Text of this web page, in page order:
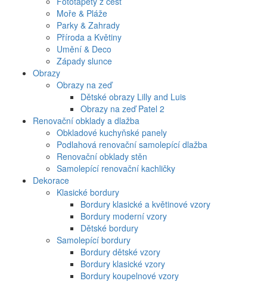
Moře & Pláže
Parky & Zahrady
Příroda a Květiny
Umění & Deco
Západy slunce
Obrazy
Obrazy na zeď
Dětské obrazy Lilly and Luis
Obrazy na zeď Patel 2
Renovační obklady a dlažba
Obkladové kuchyňské panely
Podlahová renovační samolepící dlažba
Renovační obklady stěn
Samolepící renovační kachličky
Dekorace
Klasické bordury
Bordury klasické a květinové vzory
Bordury moderní vzory
Dětské bordury
Samolepící bordury
Bordury dětské vzory
Bordury klasické vzory
Bordury koupelnové vzory